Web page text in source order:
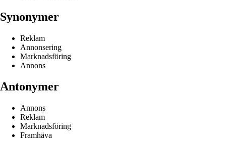
Synonymer
Reklam
Annonsering
Marknadsföring
Annons
Antonymer
Annons
Reklam
Marknadsföring
Framhäva